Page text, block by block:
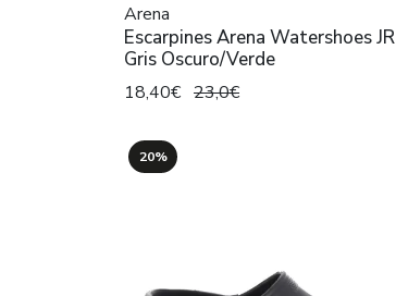
Arena
Escarpines Arena Watershoes JR
Gris Oscuro/Verde
18,40€ 23,0€
20%